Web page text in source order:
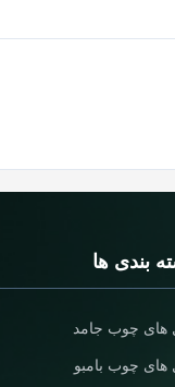
بندی ها
های چوب جامد
های چوب بامبو